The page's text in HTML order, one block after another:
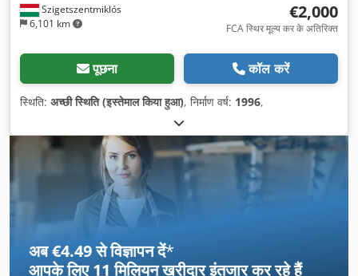
Szigetszentmiklós
6,101 km
€2,000
FCA स्थिर मूल्य कर के अतिरिक्त
पूछना कॉल करें
स्थिति: अच्छी स्थिति (इस्तेमाल किया हुआ), निर्माण वर्ष: 1996,
अब €4.49 से विज्ञापन दें*
आपके लिए11 मिलियन खरीदारइंतजार कर रहे हैं